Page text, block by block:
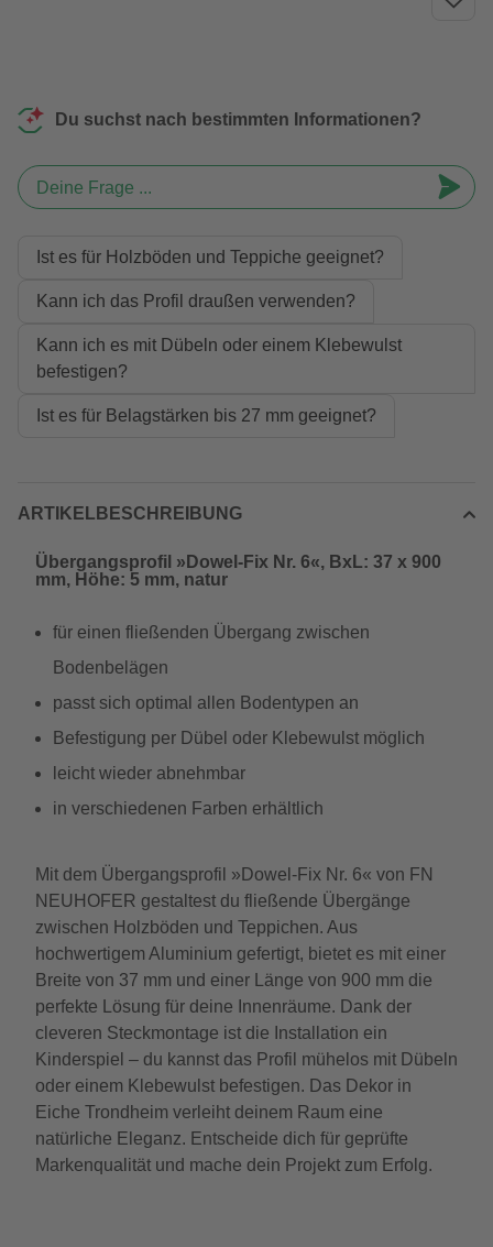
Du suchst nach bestimmten Informationen?
Deine Frage ...
Ist es für Holzböden und Teppiche geeignet?
Kann ich das Profil draußen verwenden?
Kann ich es mit Dübeln oder einem Klebewulst
befestigen?
Ist es für Belagstärken bis 27 mm geeignet?
ARTIKELBESCHREIBUNG
Übergangsprofil »Dowel-Fix Nr. 6«, BxL: 37 x 900
mm, Höhe: 5 mm, natur
für einen fließenden Übergang zwischen
Bodenbelägen
passt sich optimal allen Bodentypen an
Befestigung per Dübel oder Klebewulst möglich
leicht wieder abnehmbar
in verschiedenen Farben erhältlich
Mit dem Übergangsprofil »Dowel-Fix Nr. 6« von FN
NEUHOFER gestaltest du fließende Übergänge
zwischen Holzböden und Teppichen. Aus
hochwertigem Aluminium gefertigt, bietet es mit einer
Breite von 37 mm und einer Länge von 900 mm die
perfekte Lösung für deine Innenräume. Dank der
cleveren Steckmontage ist die Installation ein
Kinderspiel – du kannst das Profil mühelos mit Dübeln
oder einem Klebewulst befestigen. Das Dekor in
Eiche Trondheim verleiht deinem Raum eine
natürliche Eleganz. Entscheide dich für geprüfte
Markenqualität und mache dein Projekt zum Erfolg.